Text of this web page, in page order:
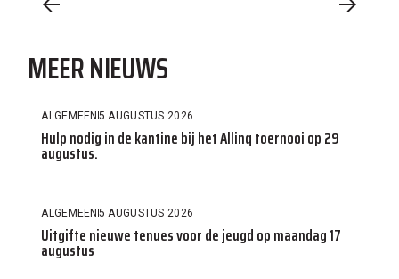
MEER NIEUWS
ALGEMEEN5 AUGUSTUS 2026
Hulp nodig in de kantine bij het Allinq toernooi op 29
augustus.
ALGEMEEN5 AUGUSTUS 2026
Uitgifte nieuwe tenues voor de jeugd op maandag 17
augustus